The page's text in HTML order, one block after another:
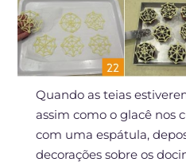
Quando as teias
assim como o glacê nos
com uma espátula,
decorações sobre os